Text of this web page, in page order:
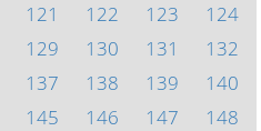
121 122 123
124
129 130 131
132
137 138 139
140
145 146 147
148